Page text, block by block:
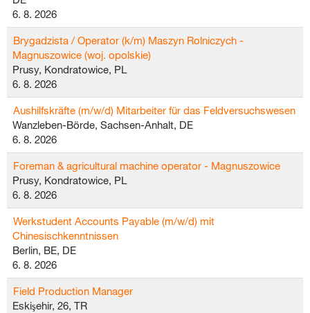
6. 8. 2026
Brygadzista / Operator (k/m) Maszyn Rolniczych -
Magnuszowice (woj. opolskie)
Prusy, Kondratowice, PL
6. 8. 2026
Aushilfskräfte (m/w/d) Mitarbeiter für das Feldversuchswesen
Wanzleben-Börde, Sachsen-Anhalt, DE
6. 8. 2026
Foreman & agricultural machine operator - Magnuszowice
Prusy, Kondratowice, PL
6. 8. 2026
Werkstudent Accounts Payable (m/w/d) mit
Chinesischkenntnissen
Berlin, BE, DE
6. 8. 2026
Field Production Manager
Eskişehir, 26, TR